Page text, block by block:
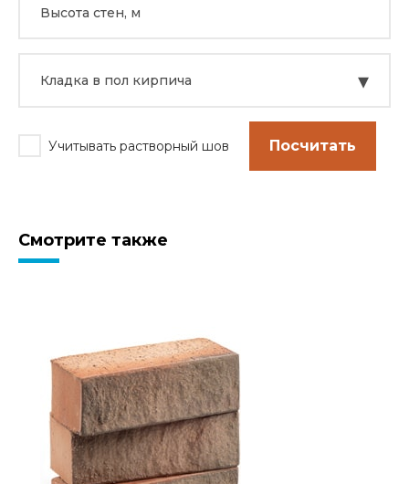
Кладка в пол кирпича ▾
Учитывать растворный шов Посчитать
Смотрите также